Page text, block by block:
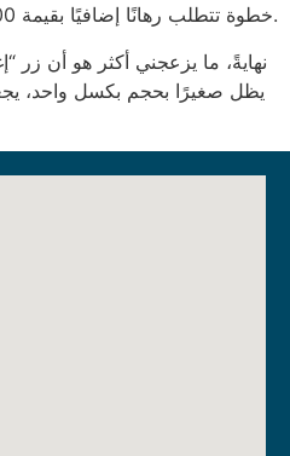
خطوة تتطلب رهانًا إضافيًا بقيمة 100 دولار على ألعاب غير روليت.
نهايةً، ما يزعجني أكثر هو أن زر
يظل صغيرًا بحجم بكسل واحد،